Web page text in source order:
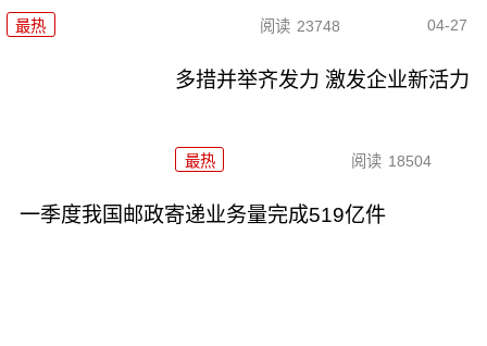
最热 阅读 23748 04-27
多措并举齐发力 激发企业新活力
最热 阅读 18504
一季度我国邮政寄递业务量完成519亿件